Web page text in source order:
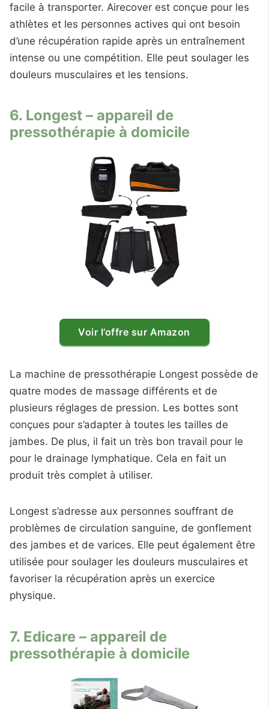
facile à transporter. Airecover est conçue pour les
athlètes et les personnes actives qui ont besoin
d’une récupération rapide après un entraînement
intense ou une compétition. Elle peut soulager les
douleurs musculaires et les tensions.
6. Longest – appareil de
pressothérapie à domicile
Voir l’offre sur Amazon
La machine de pressothérapie Longest possède de
quatre modes de massage différents et de
plusieurs réglages de pression. Les bottes sont
conçues pour s’adapter à toutes les tailles de
jambes. De plus, il fait un très bon travail pour le
pour le drainage lymphatique. Cela en fait un
produit très complet à utiliser.
Longest s’adresse aux personnes souffrant de
problèmes de circulation sanguine, de gonflement
des jambes et de varices. Elle peut également être
utilisée pour soulager les douleurs musculaires et
favoriser la récupération après un exercice
physique.
7. Edicare – appareil de
pressothérapie à domicile